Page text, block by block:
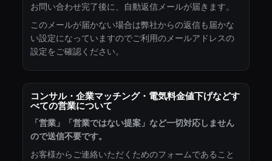
お問い合わせ完了後に、自動返信メールが届きます。
このメールが届かない場合は弊社からの返信も届かな
い設定になっていますのでご利用のメールアドレスの
設定をご確認ください。
コンサル・企業マッチング・電気料金値下げなどす
べての営業について
「営業」「営業ではない提案」など一切対応しません
ので送信不要です。
お客様からご連絡いただくためのフォームであること